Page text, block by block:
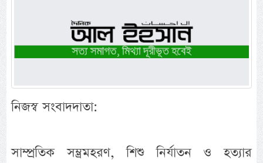
নিজস্ব সংবাদদাতা:
সাম্প্রতিক সম্ভ্রমহরণ, শিশু নির্যাতন ও হত্যার